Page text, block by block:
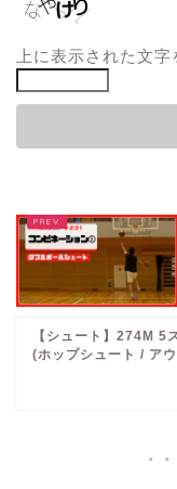
上に表示された文
【シュート】274M 5
(ホップシュート / ア